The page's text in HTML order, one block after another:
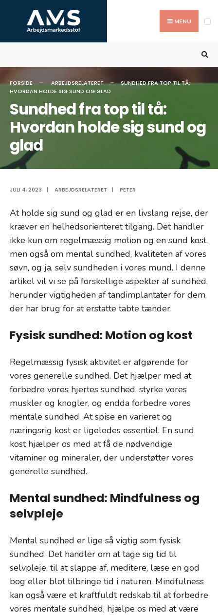
MENU
FORSIDE ARBEJDSRELATERET
SUNDHED FRA TOP TIL TÅ:
HVORDAN HOLDE SIG SUND OG GLAD
Sundhed fra top til tå:
Hvordan holde sig sund og
glad
JULI 4, 2023 | ARBEJDSRELATERET | PETER
At holde sig sund og glad er en livslang rejse, der
kræver en helhedsorienteret tilgang. Det handler
ikke kun om regelmæssig motion og en sund kost,
men også om mental sundhed, kvaliteten af vores
søvn, og ja, selv sundheden i vores mund. I denne
artikel vil vi se på forskellige aspekter af sundhed,
herunder vigtigheden af tandimplantater for dem,
der har brug for at erstatte tabte tænder.
Fysisk sundhed: Motion og kost
Regelmæssig fysisk aktivitet er afgørende for
vores generelle sundhed. Det hjælper med at
forbedre vores hjertes sundhed, styrke vores
muskler og knogler, og endda forbedre vores
mentale sundhed. At spise en varieret og
næringsrig kost er ligeledes essentiel. En sund
kost hjælper os med at få de nødvendige
vitaminer og mineraler, der understøtter vores
generelle sundhed.
Mental sundhed: Mindfulness og
selvpleje
Mental sundhed er lige så vigtig som fysisk
sundhed. Det handler om at tage sig tid til
selvpleje, til at slappe af, meditere, læse en god
bog eller blot tilbringe tid i naturen. Mindfulness
kan også være et kraftfuldt redskab til at forbedre
vores mentale sundhed, hjælpe os med at være
for: